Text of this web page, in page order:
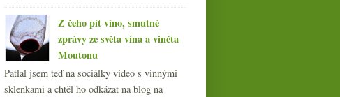
Z čeho pít víno, smutné
zprávy ze světa vína a viněta
Moutonu
Patlal jsem teď na sociálky video s vinnými
sklenkami a chtěl ho odkázat na blog na